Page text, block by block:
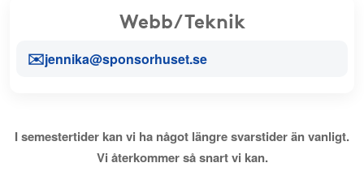
Webb/Teknik
✉️jennika@sponsorhuset.se
I semestertider kan vi ha något längre svarstider än vanligt.
Vi återkommer så snart vi kan.